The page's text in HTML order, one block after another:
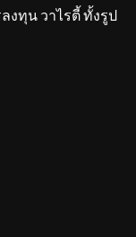
งทุน วาไรตี้ ทั้งรูป